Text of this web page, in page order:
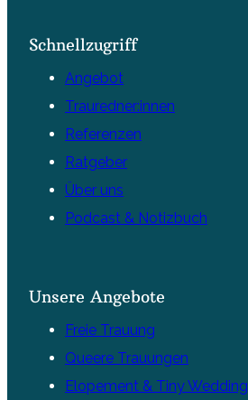
Schnellzugriff
Angebot
Trauredner:innen
Referenzen
Ratgeber
Über uns
Podcast & Notizbuch
Unsere Angebote
Freie Trauung
Queere Trauungen
Elopement & Tiny Wedding